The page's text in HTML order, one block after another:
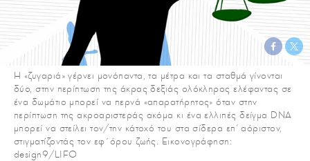
Η «ζυγαριά» γέρνει μονόπαντα, τα μέτρα και τα σταθμά γίνονται
δύο, στην περίπτωση της άκρας δεξιάς ολόκληρος ελέφαντας σε
ένα δωμάτιο μπορεί να περνά «απαρατήρητος» όταν στην
περίπτωση της ακροαριστεράς ακόμα κι ένα ελλιπές δείγμα DNA
μπορεί να στείλει τον/την κάτοχό του στα σίδερα επ' αόριστον,
στιγματίζοντάς τον εφ΄όρου ζωής. Εικονογράφηση:
design9/LIFO